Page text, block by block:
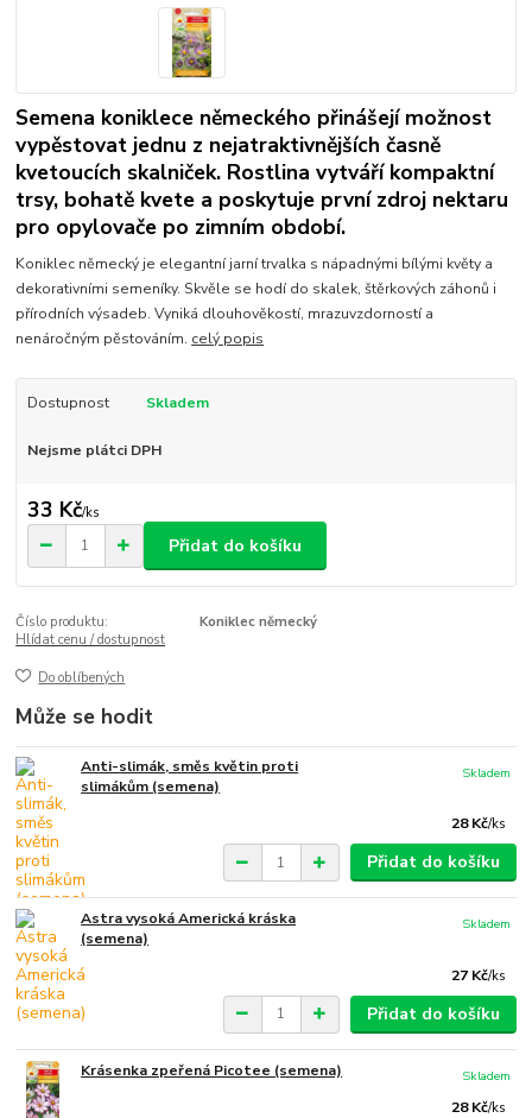
Semena koniklece německého přinášejí možnost
vypěstovat jednu z nejatraktivnějších časně
kvetoucích skalniček. Rostlina vytváří kompaktní
trsy, bohatě kvete a poskytuje první zdroj nektaru
pro opylovače po zimním období.
Koniklec německý je elegantní jarní trvalka s nápadnými bílými květy a
dekorativními semeníky. Skvěle se hodí do skalek, štěrkových záhonů i
přírodních výsadeb. Vyniká dlouhověkostí, mrazuvzdorností a
nenáročným pěstováním. celý popis
Dostupnost Skladem
Nejsme plátci DPH
33 Kč/ks
Přidat do košíku
Číslo produktu:
Koniklec německý
Hlídat cenu / dostupnost
Do oblíbených
Může se hodit
Anti-slimák, směs květin proti
slimákům (semena)
28 Kč/ks
Skladem
Přidat do košíku
Astra vysoká Americká kráska
(semena)
27 Kč/ks
Skladem
Přidat do košíku
Krásenka zpeřená Picotee (semena)
28 Kč/ks
Skladem